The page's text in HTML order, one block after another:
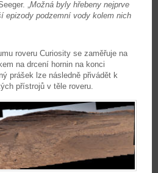
„ Možná byly hřebeny nejprve
epizody podzemní vody kolem nich
roveru Curiosity se zaměřuje na
na drcení hornin na konci
prášek lze následně přivádět k
přístrojů v těle roveru.